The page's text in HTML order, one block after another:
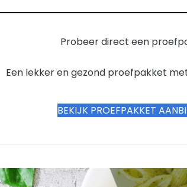
Probeer direct een
Een lekker en gezond proefpakket
BEKIJK PROEFPAKKET